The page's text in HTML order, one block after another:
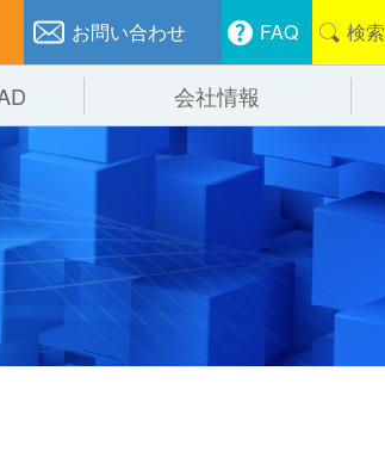
お問い合わせ FAQ 検索
仕分けシステム
保管システム
バンニング・デバンニングシステム
物流
食品
会社情報
会社概要
事業紹介